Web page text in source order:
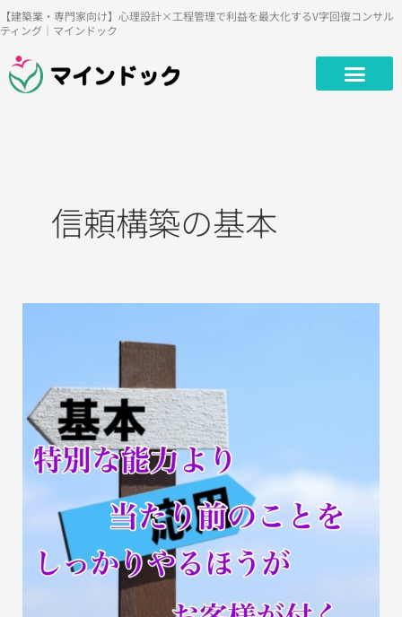
内
容
を
ス
【建築業・専門家向け】心理設計×工程管理で利益を最大化するV字回復コンサル
ティング｜マインドック
信頼構築の基本
の
と